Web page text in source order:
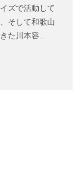
ズで活動して
そして和歌山
た川本容…